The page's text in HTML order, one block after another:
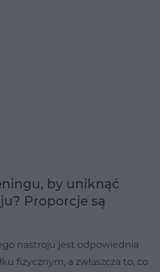
by uniknąć
Proporcje są
nastroju jest odpowiednia
fizycznym, a zwłaszcza to, co